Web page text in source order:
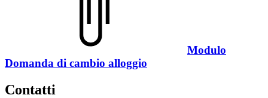
Modulo
Domanda di cambio alloggio
Contatti